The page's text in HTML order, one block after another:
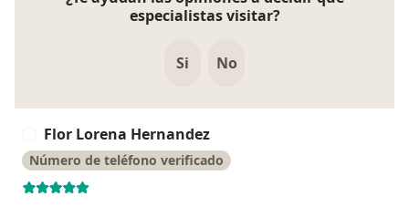
especialistas visitar?
Si No
Flor Lorena Hernandez
Número de teléfono verificado